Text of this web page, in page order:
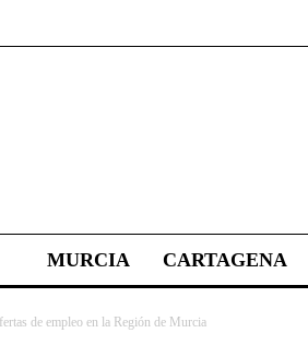
MURCIA CARTAGENA
de empleo en la Región de Murcia